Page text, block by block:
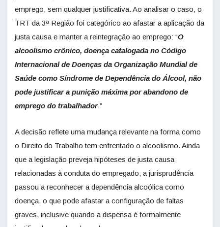
emprego, sem qualquer justificativa. Ao analisar o caso, o
TRT da 3ª Região foi categórico ao afastar a aplicação da
justa causa e manter a reintegração ao emprego: “O
alcoolismo crônico, doença catalogada no Código
Internacional de Doenças da Organização Mundial de
Saúde como Síndrome de Dependência do Álcool, não
pode justificar a punição máxima por abandono de
emprego do trabalhador.”
A decisão reflete uma mudança relevante na forma como
o Direito do Trabalho tem enfrentado o alcoolismo. Ainda
que a legislação preveja hipóteses de justa causa
relacionadas à conduta do empregado, a jurisprudência
passou a reconhecer a dependência alcoólica como
doença, o que pode afastar a configuração de faltas
graves, inclusive quando a dispensa é formalmente